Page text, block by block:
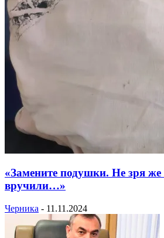
«Замените подушки. Не зря же
вручили…»
Черника - 11.11.2024